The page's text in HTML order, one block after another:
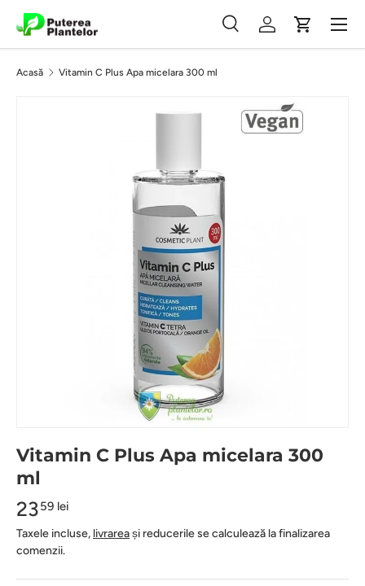
Vezi conținutul
Căutare
CăutareAutentificare
Coș
Meniu
Acasă Vitamin C Plus Apa micelara 300 ml
Vitamin C Plus Apa micelara 300
ml
2359 lei
Taxele incluse, livrareași reducerile se calculează la finalizarea
comenzii.